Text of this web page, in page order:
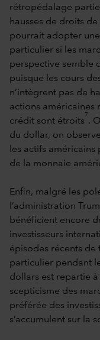
rétropédalage
hausses de droits
pourrait adopter
particulier si les
perspective semble
puisque les cours
n’intègrent pas de
actions américaines
crédit sont étroits
7
.
du dollar, on
les actifs
de la monnaie
Enfin, malgré les
l’administration
bénéficient encore
investisseurs
épisodes récents de
particulier pendant
dollars est repartie
scepticisme des
préférée des
s’accumulent sur la